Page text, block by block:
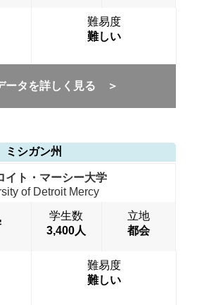
難易度
難しい
ータを詳しく見る ＞
ミシガン州
イト・マーシー大学
of Detroit Mercy
学生数
3,400人
立地
都会
難易度
難しい